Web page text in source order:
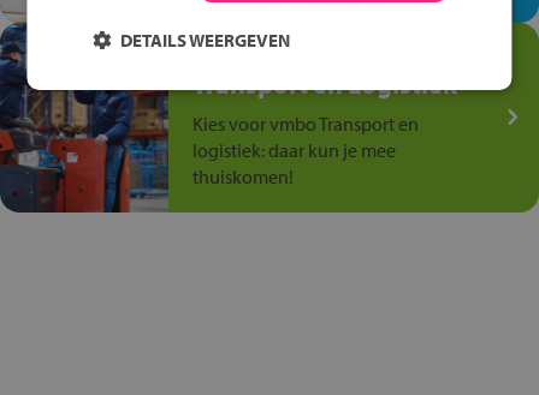
Jouw talent in de
Transport en Logistiek
Kies voor vmbo Transport en
logistiek: daar kun je mee
thuiskomen!
DETAILS WEERGEVEN